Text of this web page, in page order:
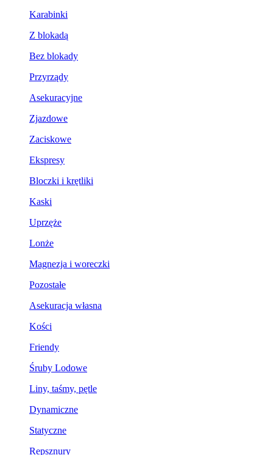
Karabinki
Z blokadą
Bez blokady
Przyrządy
Asekuracyjne
Zjazdowe
Zaciskowe
Ekspresy
Bloczki i krętliki
Kaski
Uprzęże
Lonże
Magnezja i woreczki
Pozostałe
Asekuracja własna
Kości
Friendy
Śruby Lodowe
Liny, taśmy, pętle
Dynamiczne
Statyczne
Repsznury